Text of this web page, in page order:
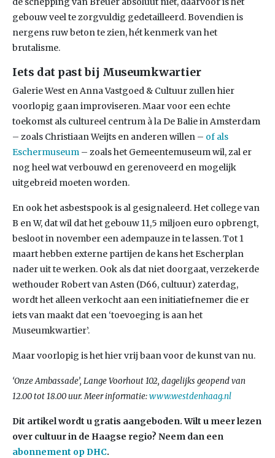
gebouw veel te zorgvuldig gedetailleerd. Bovendien is
nergens ruw beton te zien, hét kenmerk van het
brutalisme.
Iets dat past bij Museumkwartier
Galerie West en Anna Vastgoed & Cultuur zullen hier
voorlopig gaan improviseren. Maar voor een echte
toekomst als cultureel centrum à la De Balie in Amsterdam
– zoals Christiaan Weijts en anderen willen – of als
Eschermuseum – zoals het Gemeentemuseum wil, zal er
nog heel wat verbouwd en gerenoveerd en mogelijk
uitgebreid moeten worden.
En ook het asbestspook is al gesignaleerd. Het college van
B en W, dat wil dat het gebouw 11,5 miljoen euro opbrengt,
besloot in november een adempauze in te lassen. Tot 1
maart hebben externe partijen de kans het Escherplan
nader uit te werken. Ook als dat niet doorgaat, verzekerde
wethouder Robert van Asten (D66, cultuur) zaterdag,
wordt het alleen verkocht aan een initiatiefnemer die er
iets van maakt dat een ‘toevoeging is aan het
Museumkwartier’.
Maar voorlopig is het hier vrij baan voor de kunst van nu.
‘Onze Ambassade’, Lange Voorhout 102, dagelijks geopend van
12.00 tot 18.00 uur. Meer informatie:www.westdenhaag.nl
Dit artikel wordt u gratis aangeboden. Wilt u meer lezen
over cultuur in de Haagse regio? Neem dan een
abonnement op DHC.